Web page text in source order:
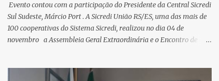
​ Evento contou com a participação do Presidente da Central Sicredi
Sul Sudeste, Márcio Port . A Sicredi União RS/ES, uma das mais de
100 cooperativas do Sistema Sicredi, realizou no dia 04 de
novembro a Assembleia Geral Extraordinária e o Encontro de
futuro. O evento ocorreu presencialmente em Santa Rosa/RS com